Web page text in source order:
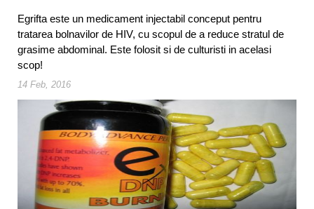
Egrifta este un medicament injectabil conceput pentru
tratarea bolnavilor de HIV, cu scopul de a reduce stratul de
grasime abdominal. Este folosit si de culturisti in acelasi
scop!
14 Feb, 2016